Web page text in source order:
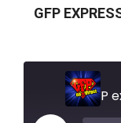
GFP
GFP